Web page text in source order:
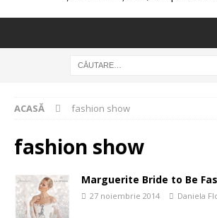
ACASĂ fashion show
fashion show
Marguerite Bride to Be
27 noiembrie 2014 Daniela